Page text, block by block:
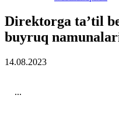
Direktorga ta’til
buyruq
14.08.2023
...